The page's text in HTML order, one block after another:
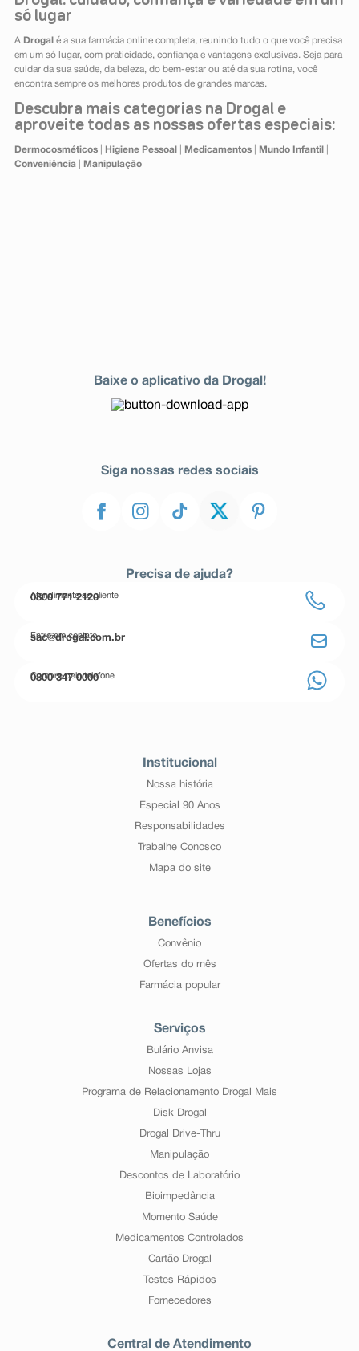
só lugar
A Drogal é a sua farmácia online completa, reunindo tudo o que você precisa
em um só lugar, com praticidade, confiança e vantagens exclusivas. Seja para
cuidar da sua saúde, da beleza, do bem-estar ou até da sua rotina, você
encontra sempre os melhores produtos de grandes marcas.
Descubra mais categorias na Drogal e
aproveite todas as nossas ofertas especiais:
Dermocosméticos| Higiene Pessoal Medicamentos| Mundo Infantil
Conveniência| Manipulação
Baixe o aplicativo da Drogal!
Siga nossas redes sociais
Precisa de ajuda?
Atendimento ao cliente
0800 771 2120
Entre em contato
sac@drogal.com.br
Compre pelo telefone
0800 347 0000
Institucional
Nossa história
Especial 90 Anos
Responsabilidades
Trabalhe Conosco
Mapa do site
Benefícios
Convênio
Ofertas do mês
Farmácia popular
Serviços
Bulário Anvisa
Nossas Lojas
Programa de Relacionamento Drogal Mais
Disk Drogal
Drogal Drive-Thru
Manipulação
Descontos de Laboratório
Bioimpedância
Momento Saúde
Medicamentos Controlados
Cartão Drogal
Testes Rápidos
Fornecedores
Central de Atendimento